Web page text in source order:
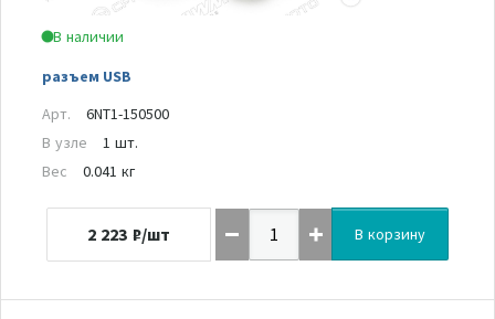
В наличии
разъем USB
Арт.
6NT1-150500
В узле
1 шт.
Вес
0.041 кг
2 223 ₽/шт В корзину